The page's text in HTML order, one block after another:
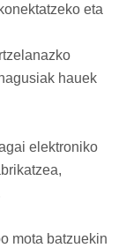
eta
hauek
elektroniko
mota batzuekin